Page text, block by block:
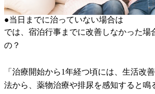
●当日までに治っていない場合は
では、宿泊行事までに改善しなかった場
の？
「治療開始から1年経つ頃には、生活改
法から、薬物治療や排尿を感知すると鳴